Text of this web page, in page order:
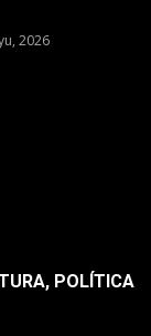
2026
POLÍTICA